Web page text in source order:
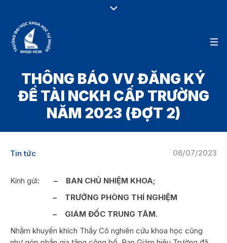
THÔNG BÁO VV ĐĂNG KÝ
ĐỀ TÀI NCKH CẤP TRƯỜNG
NĂM 2023 (ĐỢT 2)
06/07/2023
Tin tức
Kính gửi: – BAN CHỦ NHIỆM KHOA;
– TRƯỞNG PHÒNG THÍ NGHIỆM
– GIÁM ĐỐC TRUNG TÂM.
Nhằm khuyến khích Thầy Cô nghiên cứu khoa học cũng